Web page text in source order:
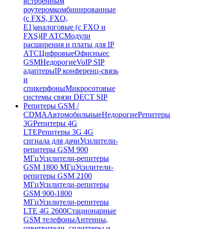
роутеромкомбинированные
(c FXS, FXO,
E1)аналоговые (с FXO и
FXS)IP АТСМодули
расширения и платы для IP
АТСЦифровыеОфисныес
GSMНедорогиеVoIP SIP
адаптерыIP конференц-связь
и
спикерфоныМикросотовые
системы связи DECT SIP
Репитеры GSM /
CDMAАвтомобильныеНедорогиеРепитеры
3GРепитеры 4G
LTEРепитеры 3G 4G
сигнала для дачиУсилители-
репитеры GSM 900
МГцУсилители-репитеры
GSM 1800 МГцУсилители-
репитеры GSM 2100
МГцУсилители-репитеры
GSM 900-1800
МГцУсилители-репитеры
LTE 4G 2600Стационарные
GSM телефоныАнтенны,